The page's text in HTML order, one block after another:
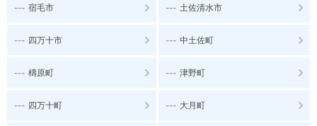
--- 宿毛市 --- 土佐清水市
--- 四万十市 --- 中土佐町
--- 檮原町 --- 津野町
--- 四万十町 --- 大月町